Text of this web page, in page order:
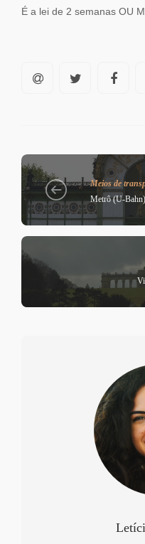
É a lei de 2 semanas OU
Meios de
Metrô (U-